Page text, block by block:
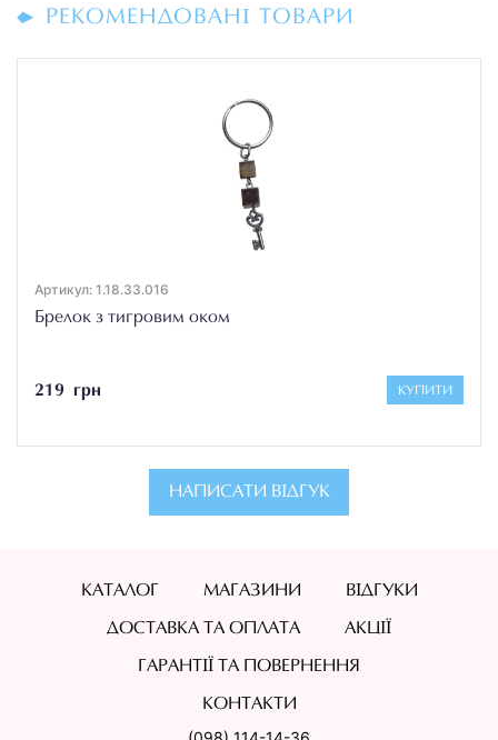
РЕКОМЕНДОВАНІ ТОВАРИ
Артикул: 1.18.33.016
Брелок з тигровим оком
219 грн КУПИТИ
НАПИСАТИ ВІДГУК
КАТАЛОГ МАГАЗИНИ ВІДГУКИ
ДОСТАВКА ТА ОПЛАТА АКЦІЇ
ГАРАНТІЇ ТА ПОВЕРНЕННЯ
КОНТАКТИ